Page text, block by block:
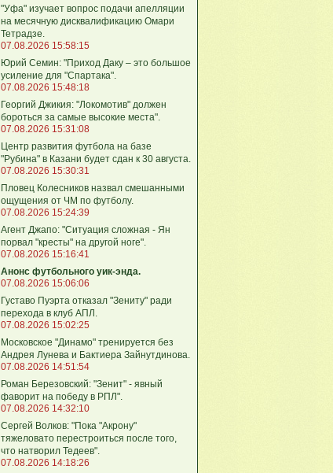
"Уфа" изучает вопрос подачи апелляции
на месячную дисквалификацию Омари
Тетрадзе.
07.08.2026 15:58:15
Юрий Семин: "Приход Даку – это большое
усиление для "Спартака".
07.08.2026 15:48:18
Георгий Джикия: "Локомотив" должен
бороться за самые высокие места".
07.08.2026 15:31:08
Центр развития футбола на базе
"Рубина" в Казани будет сдан к 30 августа.
07.08.2026 15:30:31
Пловец Колесников назвал смешанными
ощущения от ЧМ по футболу.
07.08.2026 15:24:39
Агент Джапо: "Ситуация сложная - Ян
порвал "кресты" на другой ноге".
07.08.2026 15:16:41
Анонс футбольного уик-энда.
07.08.2026 15:06:06
Густаво Пуэрта отказал "Зениту" ради
перехода в клуб АПЛ.
07.08.2026 15:02:25
Московское "Динамо" тренируется без
Андрея Лунева и Бактиера Зайнутдинова.
07.08.2026 14:51:54
Роман Березовский: "Зенит" - явный
фаворит на победу в РПЛ".
07.08.2026 14:32:10
Сергей Волков: "Пока "Акрону"
тяжеловато перестроиться после того,
что натворил Тедеев".
07.08.2026 14:18:26